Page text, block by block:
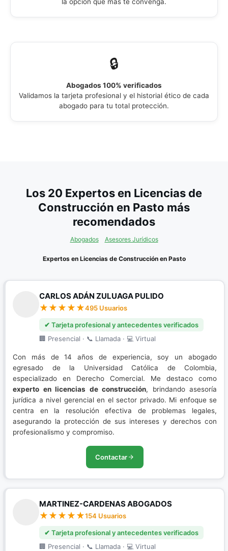
Responsabilidad Civil
Servidumbres
Tramites Notariales
Sociedades Comerciales
Títulos Valores
Trámites de Registro Mercantil
Transformación de Empresas
Reclamaciones ante Secretarías de Hacienda
Reclamaciones y Demandas ante la DIAN
Reclamaciones y Recursos Administrativos
Régimen Especial Militar y Policía
Reparación Directa
Extinción de dominio
Extorsión
Lesiones Personales
Ley de Víctimas
Nuevo Sistema Penal Acusatorio
Porte Ilegal de Armas
Restitución de Tierras
Sistema Penal Acusatorio
🔒
Abogados 100% verificados
Validamos la tarjeta profesional y el historial ético de cada
abogado para tu total protección.
Los 20 Expertos en Licencias de
Construcción en Pasto más
recomendados
Abogados Asesores Jurídicos
Expertos en Licencias de Construcción en Pasto
CARLOS ADÁN ZULUAGA PULIDO
495 Usuarios
✔ Tarjeta profesional y antecedentes verificados
🏢 Presencial · 📞 Llamada · 💻 Virtual
Con más de 14 años de experiencia, soy un abogado
egresado de la Universidad Católica de Colombia,
especializado en Derecho Comercial. Me destaco como
experto en licencias de construcción, brindando asesoría
jurídica a nivel gerencial en el sector privado. Mi enfoque se
centra en la resolución efectiva de problemas legales,
asegurando la protección de sus intereses y derechos con
profesionalismo y compromiso.
Contactar
MARTINEZ-CARDENAS ABOGADOS
154 Usuarios
✔ Tarjeta profesional y antecedentes verificados
🏢 Presencial · 📞 Llamada · 💻 Virtual